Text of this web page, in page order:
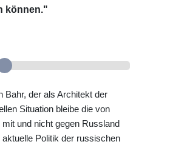
können."
Bahr, der als Architekt der
Situation bleibe die von
und nicht gegen Russland
Politik der russischen